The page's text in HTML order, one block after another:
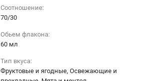
Соотношение:
70/30
Обьем флакона:
60 мл
Тип вкуса:
Фруктовые и ягодные, Освежающие и